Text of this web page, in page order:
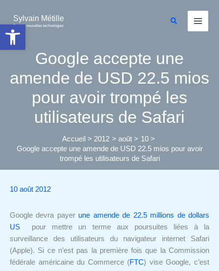
Ouvrir la barre d’outils
contenu
Sylvain Métille
Droit et nouvelles technologies
Rechercher
Google accepte une
amende de USD 22.5 mios
pour avoir trompé les
utilisateurs de Safari
Accueil 2012 août
10
Google accepte une amende de USD 22.5 mios pour avoir
trompé les utilisateurs de Safari
10 août 2012
Google devra payer une amende de 22.5 millions de dollars
US pour mettre un terme aux poursuites liées à la
surveillance des utilisateurs du navigateur internet Safari
(Apple). Si ce n’est pas la première fois que la Commission
fédérale américaine du Commerce (FTC) vise Google, c’est